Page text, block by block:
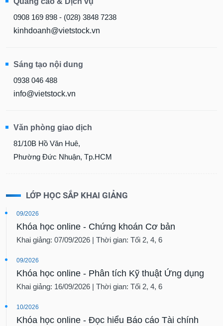
0908 169 898 - (028) 3848 7238
kinhdoanh@vietstock.vn
Sáng tạo nội dung
0938 046 488
info@vietstock.vn
Văn phòng giao dịch
81/10B Hồ Văn Huê,
Phường Đức Nhuận, Tp.HCM
LỚP HỌC SẮP KHAI GIẢNG
09/2026
Khóa học online - Chứng khoán Cơ bản
Khai giảng: 07/09/2026 | Thời gian: Tối 2, 4, 6
09/2026
Khóa học online - Phân tích Kỹ thuật Ứng dụng
Khai giảng: 16/09/2026 | Thời gian: Tối 2, 4, 6
10/2026
Khóa học online - Đọc hiểu Báo cáo Tài chính